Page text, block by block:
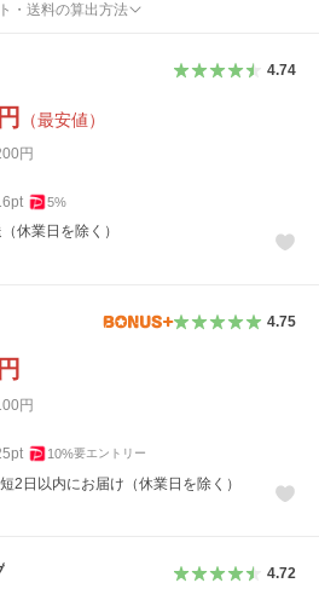
・送料の算出方法
4.74
円 （最安値）
円
pt 5%
休業日を除く）
4.75
円
円
pt 10%要エントリー
2日以内にお届け（休業日を除く）
4.72